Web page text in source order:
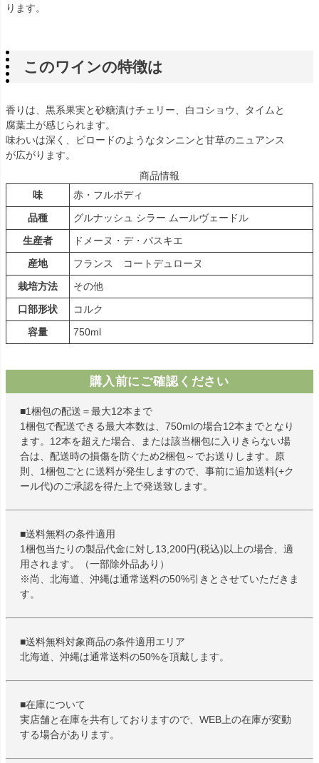
ります。
このワインの特徴は
香りは、黒系果実と砂糖漬けチェリー、白コショウ、タイムと
腐葉土が感じられます。
味わいは深く、ビロードのようなタンニンと甘草のニュアンス
が広がります。
商品情報
味
赤・フルボディ
品種
グルナッシュ シラー ムールヴェードル
生産者
ドメーヌ・デ・パスキエ
産地
フランス コートデュローヌ
栽培方法
その他
口部形状
コルク
容量
750ml
購入前にご確認ください
■1梱包の配送＝最大12本まで
1梱包で配送できる最大本数は、750mlの場合12本までとなり
ます。12本を超えた場合、または該当梱包に入りきらない場
合は、配送時の損傷を防ぐため2梱包～でお送りします。原
則、1梱包ごとに送料が発生しますので、事前に追加送料(+ク
ール代)のご承認を得た上で発送致します。
■送料無料の条件適用
1梱包当たりの製品代金に対し13,200円(税込)以上の場合、適
用されます。（一部除外品あり）
※尚、北海道、沖縄は通常送料の50%引きとさせていただきま
す。
■送料無料対象商品の条件適用エリア
北海道、沖縄は通常送料の50%を頂戴します。
■在庫について
実店舗と在庫を共有しておりますので、WEB上の在庫が変動
する場合があります。